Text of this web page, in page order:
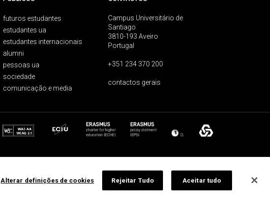
futuros estudantes
estudantes ua
estudantes internacionais
alumni
pessoas ua
sociedade
comunicação e media
Campus Universitário de
Santiago
3810-193 Aveiro
Portugal
+351 234 370 200
contactos gerais
Alterar definições de cookies Rejeitar Tudo Aceitar tudo